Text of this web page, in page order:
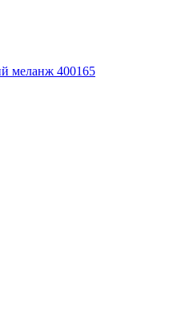
меланж 400165